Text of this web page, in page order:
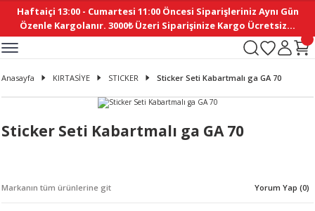
Haftaiçi 13:00 - Cumartesi 11:00 Öncesi Siparişleriniz Aynı Gün
Özenle Kargolanır. 3000₺ Üzeri Siparişinize Kargo Ücretsiz...
Geri Dön
Geri Dön
YASTIKLAR
Geri Dön
Geri Dön
YAPIMI
Geri Dön
Geri Dön
- DAİRESEL
Geri Dön
Geri Dön
Geri Dön
Geri Dön
Geri Dön
Geri Dön
Geri Dön
Geri Dön
Geri Dön
AKSESUAR
Geri Dön
Geri Dön
Geri Dön
Geri Dön
Geri Dön
Geri Dön
Anasayfa KIRTASİYE STICKER Sticker Seti Kabartmalı ga GA 70
Sticker Seti Kabartmalı ga GA 70
Markanın tüm ürünlerine git Yorum Yap (0)